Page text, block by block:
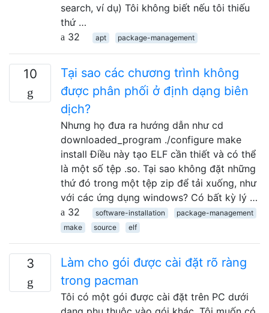
search, ví dụ) Tôi không biết nếu tôi thiếu
thứ …
32
apt package-management
10
Tại sao các chương trình không
được phân phối ở định dạng biên
dịch?
Nhưng họ đưa ra hướng dẫn như cd
downloaded_program ./configure make
install Điều này tạo ELF cần thiết và có thể
là một số tệp .so. Tại sao không đặt những
thứ đó trong một tệp zip để tải xuống, như
với các ứng dụng windows? Có bất kỳ lý …
32
software-installation
package-management
make
source elf
3
Làm cho gói được cài đặt rõ ràng
trong pacman
Tôi có một gói được cài đặt trên PC dưới